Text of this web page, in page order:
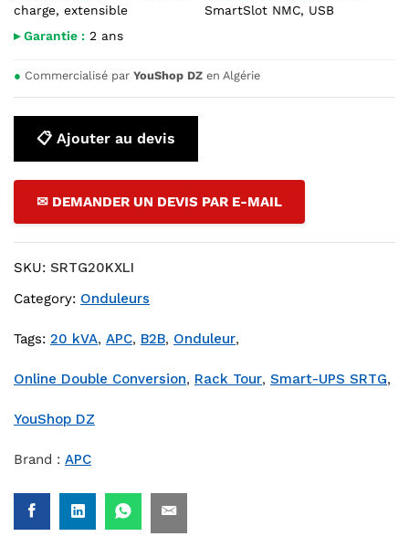
charge, extensible
SmartSlot NMC, USB
▸ Garantie : 2 ans
● Commercialisé par YouShop DZ en Algérie
📋 Ajouter au devis
✉ DEMANDER UN DEVIS PAR E-MAIL
SKU: SRTG20KXLI
Category: Onduleurs
Tags: 20 kVA, APC, B2B, Onduleur,
Online Double Conversion, Rack Tour, Smart-UPS SRTG,
YouShop DZ
Brand : APC